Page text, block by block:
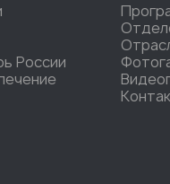
России